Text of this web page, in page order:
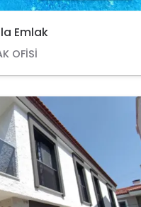
Emlak
OFISI